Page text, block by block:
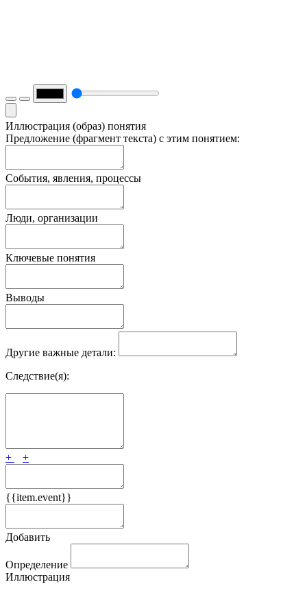
Иллюстрация (образ) понятия
Предложение (фрагмент текста) с этим понятием:
События, явления, процессы
Люди, организации
Ключевые понятия
Выводы
Другие важные детали:
Следствие(я):
+ +
{{item.event}}
Добавить
Определение
Иллюстрация